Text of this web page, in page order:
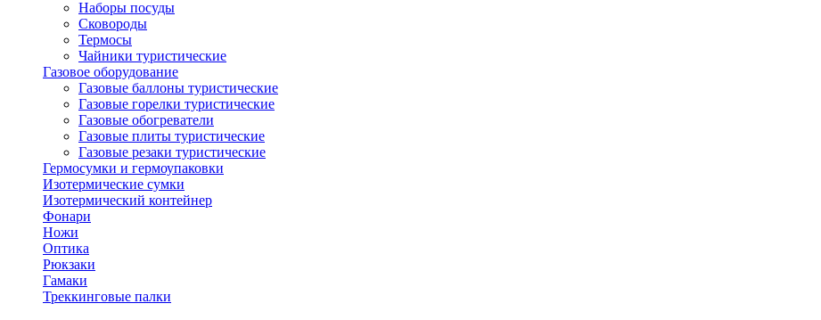
Наборы посуды
Сковороды
Термосы
Чайники туристические
Газовое оборудование
Газовые баллоны туристические
Газовые горелки туристические
Газовые обогреватели
Газовые плиты туристические
Газовые резаки туристические
Гермосумки и гермоупаковки
Изотермические сумки
Изотермический контейнер
Фонари
Ножи
Оптика
Рюкзаки
Гамаки
Треккинговые палки